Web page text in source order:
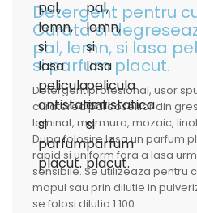
Detergent pentru
Curata si
pal, lemn, si lasa
si parfum placut.
Detergent profesional, usor
curatarea pardoselilor din
laminat, marmura, mozaic,
Dupa folosire lasa un parfum
rapid si uniform fara a lasa
sensibile. Se utilizeaza pentru
mopul sau prin dilutie in
se folosi dilutia 1:100